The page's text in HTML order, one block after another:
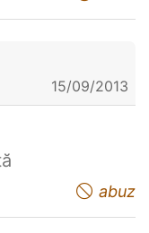
15/09/2013
abuz